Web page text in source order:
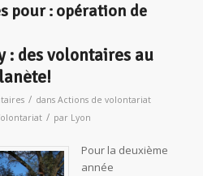
pour : opération de
: des volontaires au
/ dans Actions de volontariat
/ par Lyon
Pour la deuxième
année